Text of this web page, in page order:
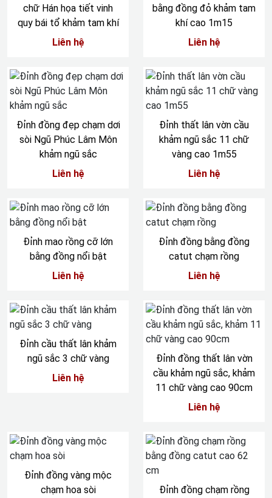
chữ Hán họa tiết vinh
quy bái tổ khảm tam khí
Liên hệ
bằng đồng đỏ khảm tam
khí cao 1m15
Liên hệ
Đỉnh đồng đẹp chạm dơi
sòi Ngũ Phúc Lâm Môn
khảm ngũ sắc
Liên hệ
Đỉnh thất lân vờn cầu
khảm ngũ sắc 11 chữ
vàng cao 1m55
Liên hệ
Đỉnh mao rồng cỡ lớn
bằng đồng nổi bật
Liên hệ
Đỉnh đồng bằng đồng
catut chạm rồng
Liên hệ
Đỉnh cầu thất lân khảm
ngũ sắc 3 chữ vàng
Liên hệ
Đỉnh đồng thất lân vờn
cầu khảm ngũ sắc, khảm
11 chữ vàng cao 90cm
Liên hệ
Đỉnh đồng vàng mộc
chạm hoa sòi
Đỉnh đồng chạm rồng